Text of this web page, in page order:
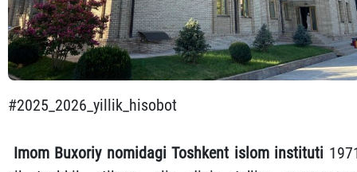
#2025_2026_yillik_hisobot
Imom Buxoriy nomidagi Toshkent islom instituti